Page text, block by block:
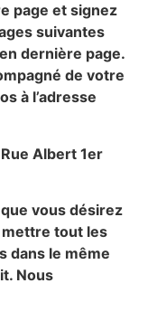
page et signez
suivantes
dernière page.
de votre
à l’adresse
Rue Albert 1er
vous désirez
tout les
dans le même
Nous